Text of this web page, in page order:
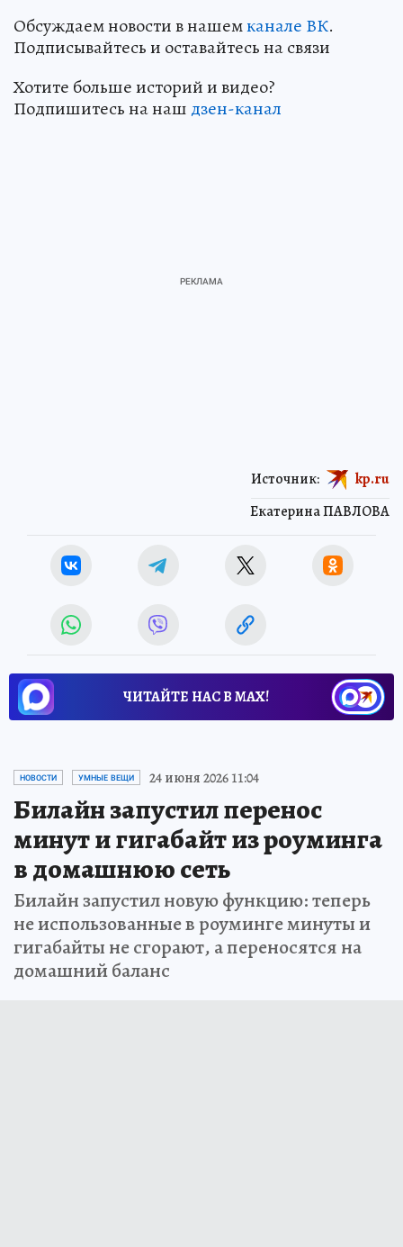
Обсуждаем новости в нашемканале ВК.
Подписывайтесь и оставайтесь на связи
Хотите больше историй и видео?
Подпишитесь на наш дзен-канал
Екатерина ПАВЛОВА
Источник: kp.ru
ЧИТАЙТЕ НАС В МАХ!
НОВОСТИ УМНЫЕ ВЕЩИ 24 июня 2026 11:04
Билайн запустил перенос
минут и гигабайт из роуминга
в домашнюю сеть
Билайн запустил новую функцию: теперь
не использованные в роуминге минуты и
гигабайты не сгорают, а переносятся на
домашний баланс